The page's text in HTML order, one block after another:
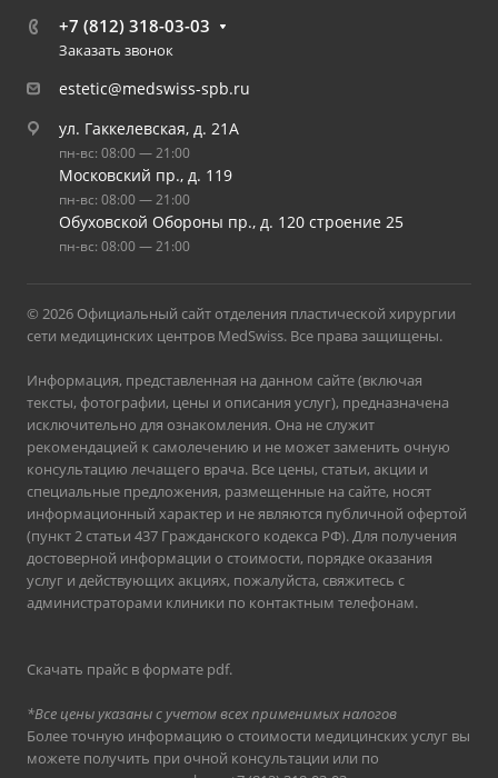
+7 (812) 318-03-03
Заказать звонок
estetic@medswiss-spb.ru
ул. Гаккелевская, д. 21А
пн-вс: 08:00 — 21:00
Московский пр., д. 119
пн-вс: 08:00 — 21:00
Обуховской Обороны пр., д. 120 строение 25
пн-вс: 08:00 — 21:00
© 2026 Официальный сайт отделения пластической хирургии
сети медицинских центров MedSwiss. Все права защищены.
Информация, представленная на данном сайте (включая
тексты, фотографии, цены и описания услуг), предназначена
исключительно для ознакомления. Она не служит
рекомендацией к самолечению и не может заменить очную
консультацию лечащего врача. Все цены, статьи, акции и
специальные предложения, размещенные на сайте, носят
информационный характер и не являются публичной офертой
(пункт 2 статьи 437 Гражданского кодекса РФ). Для получения
достоверной информации о стоимости, порядке оказания
услуг и действующих акциях, пожалуйста, свяжитесь с
администраторами клиники по контактным телефонам.
Скачать прайс в формате pdf.
*Все цены указаны с учетом всех применимых налогов
Более точную информацию о стоимости медицинских услуг вы
можете получить при очной консультации или по